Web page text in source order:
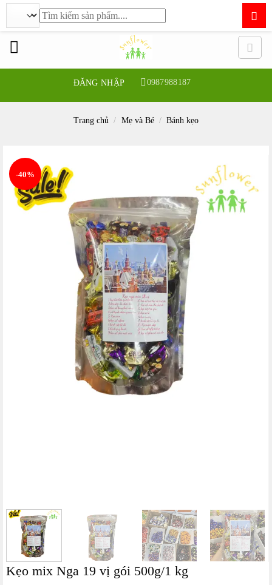
ĐĂNG NHẬP 0987988187
Tìm
kiếm:
Trang chủ / Mẹ và Bé / Bánh kẹo
-40%
Kẹo mix Nga 19 vị gói 500g/1 kg